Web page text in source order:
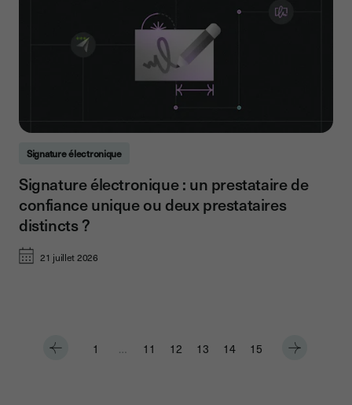
Signature électronique
21 juillet 2026
Signature électronique : un prestataire de
confiance unique ou deux prestataires
distincts ?
1 … 11 12 13 14 15